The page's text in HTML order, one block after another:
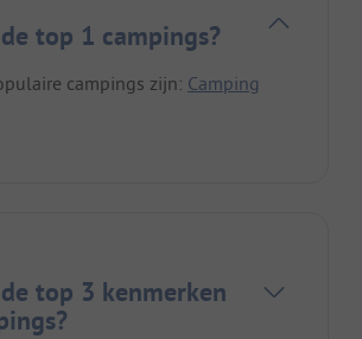
top 1 campings?
campings zijn: Camping
top 3 kenmerken